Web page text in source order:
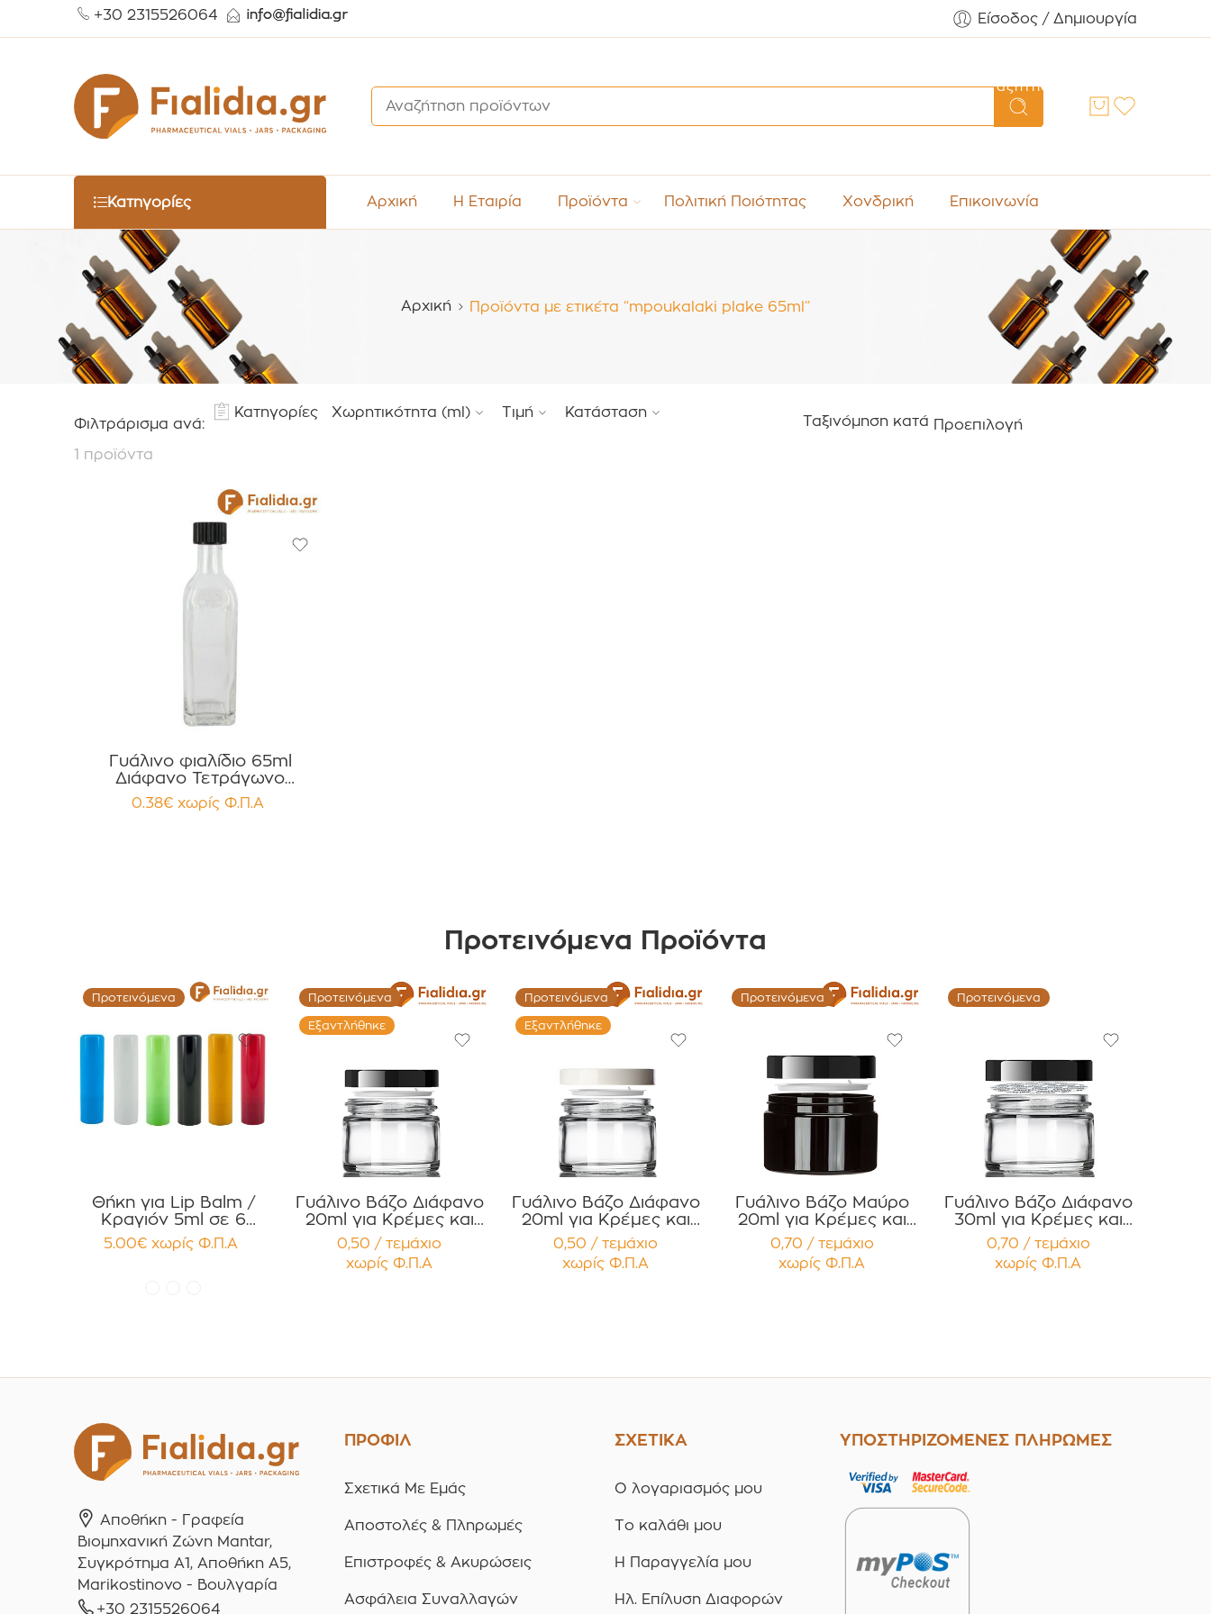
+30 2315526064 Είσοδος / Δημιουργία
Αναζήτηση
Κατηγορίες Αρχική Η Εταιρία Προϊόντα Πολιτική Ποιότητας Χονδρική Επικοινωνία
Αρχική Προϊόντα με ετικέτα “mpoukalaki plake 65ml”
Φιλτράρισμα ανά:
Κατηγορίες Χωρητικότητα (ml) Τιμή Κατάσταση
1 προϊόντα
Ταξινόμηση κατά Προεπιλογή
Γυάλινο φιαλίδιο 65ml
Διάφανο Τετράγωνο
MARASCA με Καπάκι Στεγανό
για Έλαια, Βάμματα κοκ
0.38€ χωρίς Φ.Π.Α
Προτεινόμενα Προϊόντα
Προτεινόμενα
Θήκη για Lip Balm /
Κραγιόν 5ml σε 6
χρώματα Πακέτο 10τεμ.
5.00€ χωρίς Φ.Π.Α
Προτεινόμενα
Εξαντλήθηκε
Γυάλινο Βάζο Διάφανο
20ml για Κρέμες και
Κηραλοιφές με Μαύρο
Γυαλιστερό Καπάκι
Παρέμβυσμα
0,50 / τεμάχιο
χωρίς Φ.Π.Α
Προτεινόμενα
Εξαντλήθηκε
Γυάλινο Βάζο Διάφανο
20ml για Κρέμες και
Κηραλοιφές με Άσπρο
Γυαλιστερό Καπάκι
Παρέμβυσμα
0,50 / τεμάχιο
χωρίς Φ.Π.Α
Προτεινόμενα
Γυάλινο Βάζο Μαύρο
20ml για Κρέμες και
Κηραλοιφές με Μαύρο
Γυαλιστερό Καπάκι
Παρέμβυσμα
0,70 / τεμάχιο
χωρίς Φ.Π.Α
Προτεινόμενα
Γυάλινο Βάζο Διάφανο
30ml για Κρέμες και
Κηραλοιφές με Μαύρο
Γυαλιστερό Καπάκι PP
Liner Συσκευασία 12
0,70 / τεμάχιο
χωρίς Φ.Π.Α
Αποθήκη - Γραφεία
Βιομηχανική Ζώνη Mantar,
Συγκρότημα A1, Αποθήκη Α5,
Marikostinovo - Βουλγαρία
+30 2315526064
ΠΡΟΦΙΛ
Σχετικά Με Εμάς
Αποστολές & Πληρωμές
Επιστροφές & Ακυρώσεις
Ασφάλεια Συναλλαγών
ΣΧΕΤΙΚΑ
Ο λογαριασμός μου
Το καλάθι μου
Η Παραγγελία μου
Ηλ. Επίλυση Διαφορών
ΥΠΟΣΤΗΡΙΖΟΜΕΝΕΣ ΠΛΗΡΩΜΕΣ